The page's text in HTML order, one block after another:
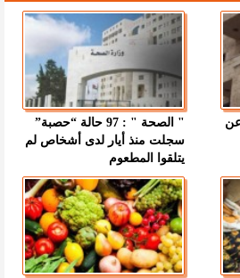
عن
" الصحة " : 97 حالة “حصبة”
سجلت منذ أيار لدى أشخاص لم
يتلقوا المطعوم